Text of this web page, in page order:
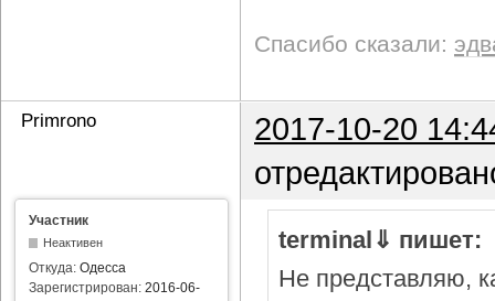
Спасибо сказали:
Primrono
2017-10-20
Участник
Неактивен
Откуда: Одесса
Зарегистрирован: 2016-06-
terminal⇓ пишет:
Не представляю,